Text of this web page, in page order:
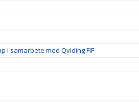
i samarbete med Qviding FIF